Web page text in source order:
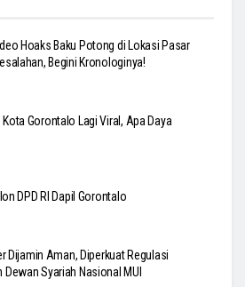
Hoaks Baku Potong di Lokasi Pasar
Begini Kronologinya!
Kota Gorontalo Lagi Viral, Apa Daya
DPD RI Dapil Gorontalo
Dijamin Aman, Diperkuat Regulasi
Dewan Syariah Nasional MUI